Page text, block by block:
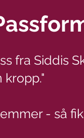
fra Siddis
- så